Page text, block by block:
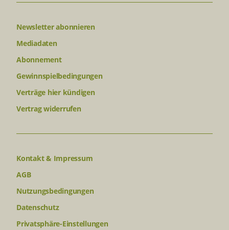
Newsletter abonnieren
Mediadaten
Abonnement
Gewinnspielbedingungen
Verträge hier kündigen
Vertrag widerrufen
Kontakt & Impressum
AGB
Nutzungsbedingungen
Datenschutz
Privatsphäre-Einstellungen